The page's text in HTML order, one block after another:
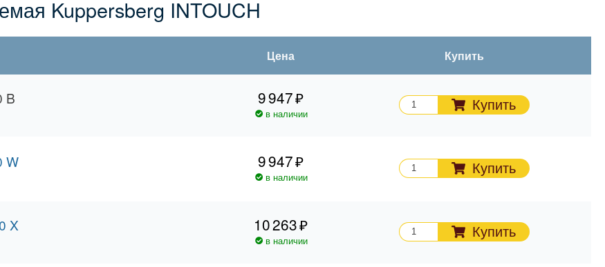
Kuppersberg INTOUCH
Цена Купить
B 9 947
в наличии
Купить
W 9 947
в наличии
Купить
X 10 263
в наличии
Купить